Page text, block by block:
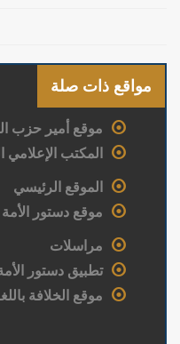
مواقع ذات صلة
موقع أمير حزب
المكتب الإعلامي
الموقع الرئيسي
موقع دستور الأمة
مراسلات
تطبيق دستور
موقع الخلافة